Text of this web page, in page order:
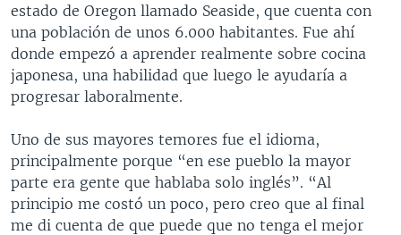
estado de Oregon llamado Seaside, que cuenta con
una población de unos 6.000 habitantes. Fue ahí
donde empezó a aprender realmente sobre cocina
japonesa, una habilidad que luego le ayudaría a
progresar laboralmente.
Uno de sus mayores temores fue el idioma,
principalmente porque “en ese pueblo la mayor
parte era gente que hablaba solo inglés”. “Al
principio me costó un poco, pero creo que al final
me di cuenta de que puede que no tenga el mejor